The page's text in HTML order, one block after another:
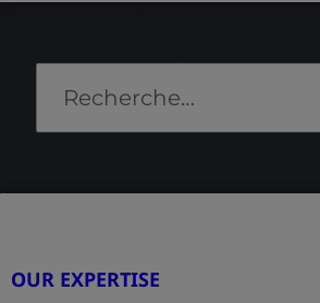
OUR EXPERTISE